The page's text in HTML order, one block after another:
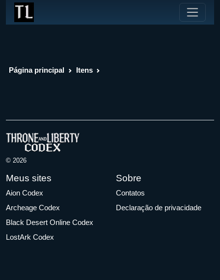
Página principal Itens
© 2026
Meus sites
Aion Codex
Archeage Codex
Black Desert Online Codex
LostArk Codex
Sobre
Contatos
Declaração de privacidade